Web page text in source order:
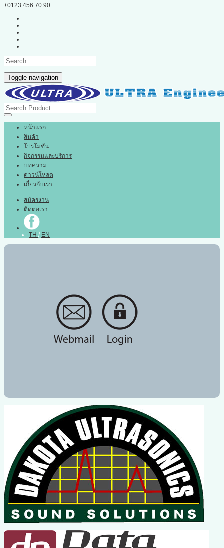
+0123 456 70 90
Toggle navigation
หน้าแรก
สินค้า
โปรโมชั่น
กิจกรรมและบริการ
บทความ
ดาวน์โหลด
เกี่ยวกับเรา
สมัครงาน
ติดต่อเรา
TH / EN